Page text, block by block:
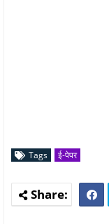
Tags ई-पेपर